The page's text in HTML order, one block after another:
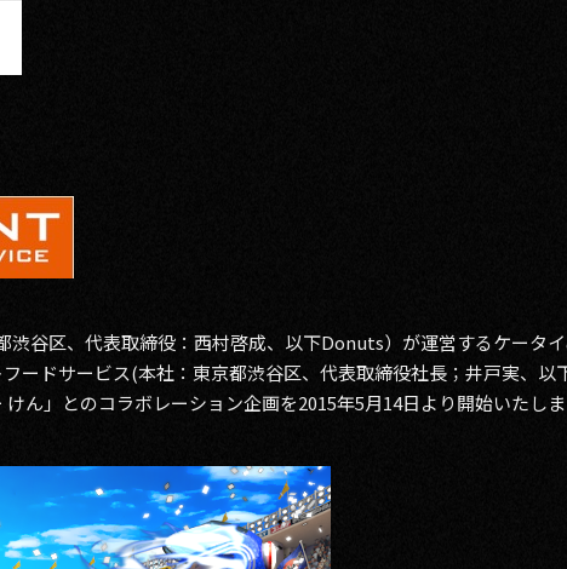
谷区、代表取締役：西村啓成、以下Donuts）が運営するケータ
ードサービス(本社：東京都渋谷区、代表取締役社長；井戸実、以
ん」とのコラボレーション企画を2015年5月14日より開始いたしま